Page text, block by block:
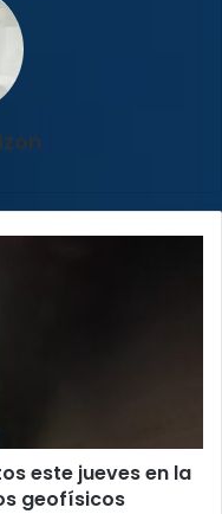
este jueves en la
geofísicos